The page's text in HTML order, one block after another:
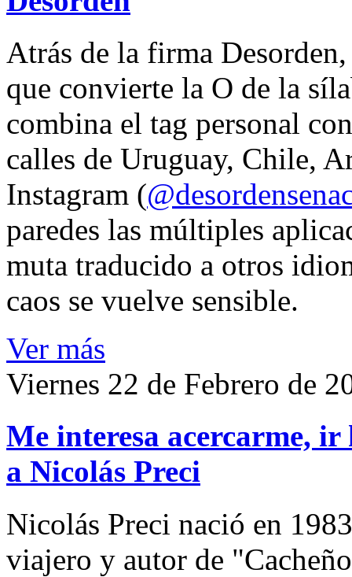
Atrás de la firma
que convierte la O de la
combina el tag personal
calles de Uruguay, Chile,
Instagram (
paredes las múltiples
muta traducido a otros
caos se vuelve sensible.
Ver más
Viernes 22 de Febrero de
Me interesa acercarme,
a Nicolás Preci
Nicolás Preci nació en
viajero y autor de